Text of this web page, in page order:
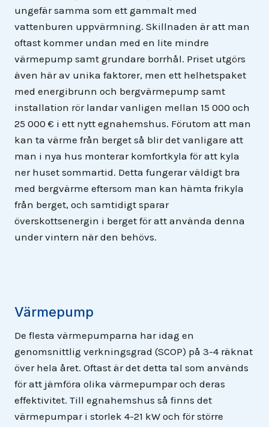
ungefär samma som ett gammalt med
vattenburen uppvärmning. Skillnaden är att man
oftast kommer undan med en lite mindre
värmepump samt grundare borrhål. Priset utgörs
även här av unika faktorer, men ett helhetspaket
med energibrunn och bergvärmepump samt
installation rör landar vanligen mellan 15 000 och
25 000 € i ett nytt egnahemshus. Förutom att man
kan ta värme från berget så blir det vanligare att
man i nya hus monterar komfortkyla för att kyla
ner huset sommartid. Detta fungerar väldigt bra
med bergvärme eftersom man kan hämta frikyla
från berget, och samtidigt sparar
överskottsenergin i berget för att använda denna
under vintern när den behövs.
Värmepump
De flesta värmepumparna har idag en
genomsnittlig verkningsgrad (SCOP) på 3-4 räknat
över hela året. Oftast är det detta tal som används
för att jämföra olika värmepumpar och deras
effektivitet. Till egnahemshus så finns det
värmepumpar i storlek 4-21 kW och för större